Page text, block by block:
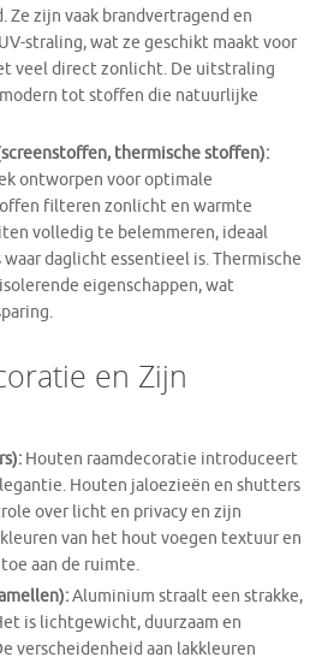
Ze zijn vaak brandvertragend en
straling, wat ze geschikt maakt voor
veel direct zonlicht. De uitstraling
modern tot stoffen die natuurlijke
thermische stoffen):
ontworpen voor optimale
filteren zonlicht en warmte
volledig te belemmeren, ideaal
daglicht essentieel is. Thermische
eigenschappen, wat
en Zijn
Houten raamdecoratie introduceert
Houten jaloezieën en shutters
over licht en privacy en zijn
van het hout voegen textuur en
aan de ruimte.
Aluminium straalt een strakke,
is lichtgewicht, duurzaam en
verscheidenheid aan lakkleuren